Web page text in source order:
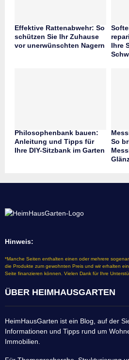
Effektive Rattenabwehr: So
schützen Sie Ihr Zuhause
vor unerwünschten Nagern
Ihre
Philosophenbank bauen:
Anleitung und Tipps für
Ihre DIY-Sitzbank im Garten
So
Hinweis:
*Manche Seiten enthalten einen oder mehrere
die Produkte zum gewohnten Preis und wir erhalten
Seite finanzieren können. Vielen Dank für Ihre
ÜBER HEIMHAUSGARTEN
HeimHausGarten ist ein Blog, auf der
Informationen und Tipps rund um
Immobilien.